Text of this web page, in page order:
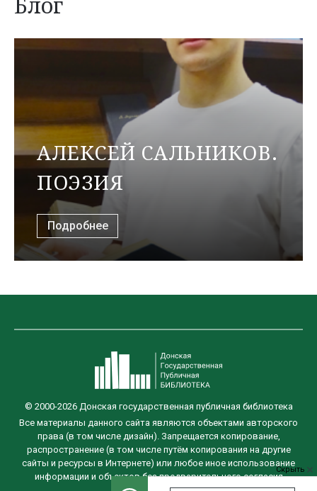
АЛЕКСЕЙ САЛЬНИКОВ.
ПОЭЗИЯ
Подробнее
Скрыть
© 2000-2026 Донская государственная публичная библиотека
Все материалы данного сайта являются объектами авторского
права (в том числе дизайн). Запрещается копирование,
распространение (в том числе путём копирования на другие
сайты и ресурсы в Интернете) или любое иное использование
информации и объектов без предварительного согласия